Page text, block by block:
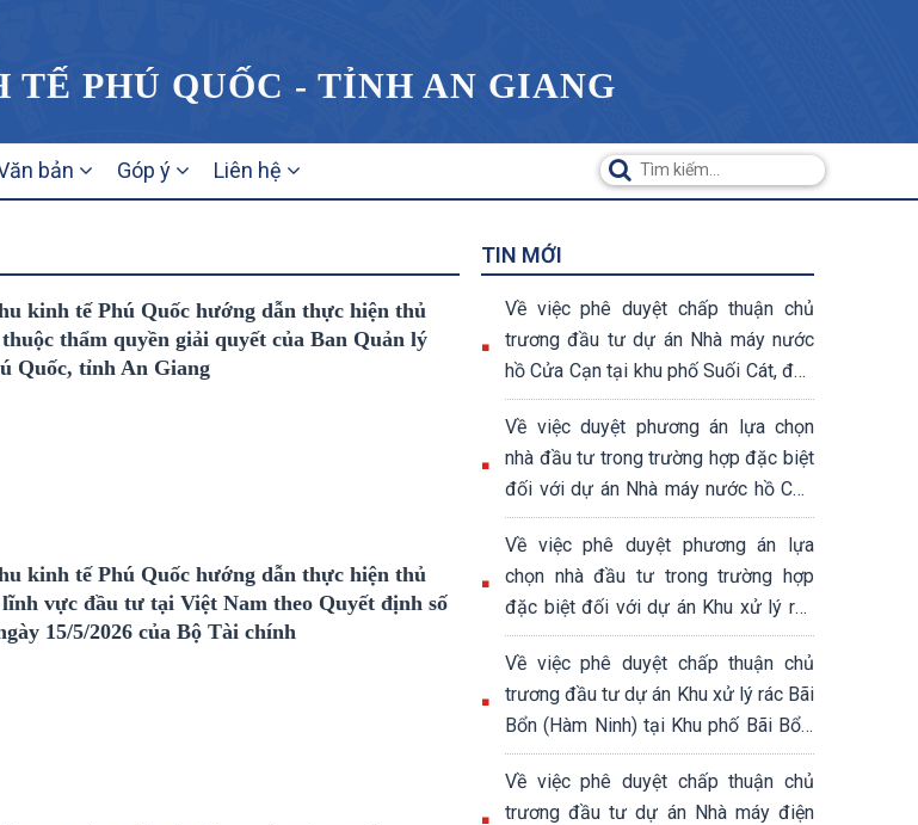
PHÚ QUỐC - TỈNH AN GIANG
bản Góp ý Liên hệ
kinh tế Phú Quốc hướng dẫn thực hiện thủ
thẩm quyền giải quyết của Ban Quản lý
Quốc, tỉnh An Giang
kinh tế Phú Quốc hướng dẫn thực hiện thủ
vực đầu tư tại Việt Nam theo Quyết định số
15/5/2026 của Bộ Tài chính
TIN MỚI
Về việc phê duyệt chấp thuận chủ
trương đầu tư dự án Nhà máy nước
hồ Cửa Cạn tại khu phố Suối Cát, đặc
khu Phú Quốc, tỉnh An Giang
Về việc duyệt phương án lựa chọn
nhà đầu tư trong trường hợp đặc biệt
đối với dự án Nhà máy nước hồ Cửa
Cạn tại khu phố Suối Cát, đặc khu
Phú Quốc, tỉnh An Giang
Về việc phê duyệt phương án lựa
chọn nhà đầu tư trong trường hợp
đặc biệt đối với dự án Khu xử lý rác
Bãi Bổn (Hàm Ninh) tại Khu phố Bãi
Bổn, đặc khu Phú Quốc, tỉnh An Giang
Về việc phê duyệt chấp thuận chủ
trương đầu tư dự án Khu xử lý rác Bãi
Bổn (Hàm Ninh) tại Khu phố Bãi Bổn,
đặc khu Phú Quốc, tỉnh An Giang
Về việc phê duyệt chấp thuận chủ
trương đầu tư dự án Nhà máy điện